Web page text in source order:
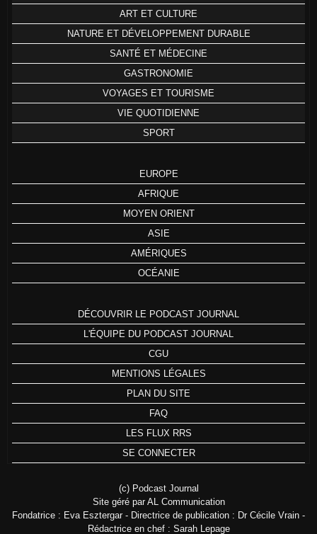
ART ET CULTURE
NATURE ET DÉVELOPPEMENT DURABLE
SANTÉ ET MÉDECINE
GASTRONOMIE
VOYAGES ET TOURISME
VIE QUOTIDIENNE
SPORT
EUROPE
AFRIQUE
MOYEN ORIENT
ASIE
AMÉRIQUES
OCÉANIE
DÉCOUVRIR LE PODCAST JOURNAL
L'ÉQUIPE DU PODCAST JOURNAL
CGU
MENTIONS LÉGALES
PLAN DU SITE
FAQ
LES FLUX RRS
SE CONNECTER
(c) Podcast Journal
Site géré par AL Communication
Fondatrice : Eva Esztergar - Directrice de publication : Dr Cécile Vrain -
Rédactrice en chef : Sarah Lepage